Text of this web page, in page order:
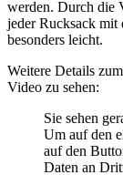
werden. Durch die
jeder Rucksack mit
besonders leicht.
Weitere Details
Video zu sehen:
Sie sehen
Um auf den
auf den
Daten an